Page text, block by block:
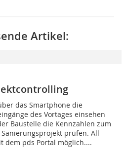
Artikel:
das Smartphone die
des Vortages einsehen
Baustelle die Kennzahlen zum
Sanierungsprojekt prüfen. All
pds Portal möglich....